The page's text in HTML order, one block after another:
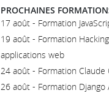
PROCHAINES
17 août - Formation
19 août - Formation
applications web
24 août - Formation Claude
26 août - Formation Django